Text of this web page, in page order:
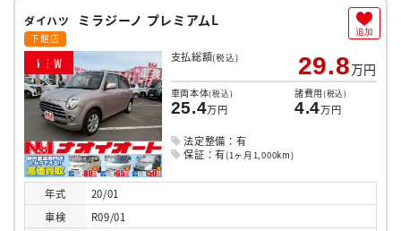
ダイハツ ミラジーノ プレミアムL
下館店
N E W 支払総額(税込) 29.8万円
車両本体(税込)
25.4万円
諸費用(税込)
4.4万円
法定整備：有
保証：有(1ヶ月1,000km)
年式
20/01
車検
R09/01
追加